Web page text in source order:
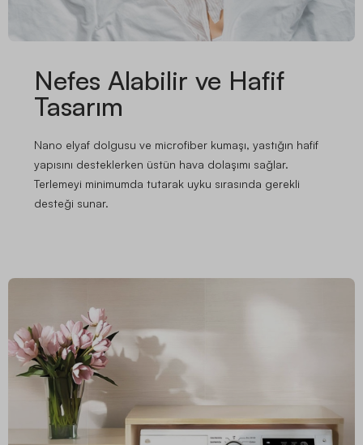
Nefes Alabilir ve Hafif
Tasarım
Nano elyaf dolgusu ve microfiber kumaşı, yastığın hafif
yapısını desteklerken üstün hava dolaşımı sağlar.
Terlemeyi minimumda tutarak uyku sırasında gerekli
desteği sunar.